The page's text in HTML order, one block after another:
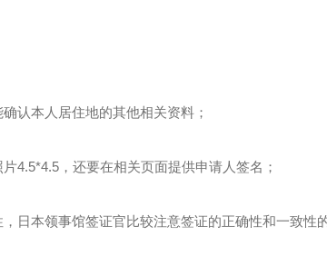
认本人居住地的其他相关资料；
4.5*4.5，还要在相关页面提供申请人签名；
日本领事馆签证官比较注意签证的正确性和一致性